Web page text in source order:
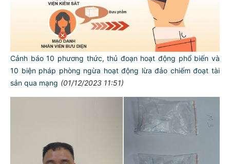
Cảnh báo 10 phương thức, thủ đoạn hoạt động phổ biến và
10 biện pháp phòng ngừa hoạt động lừa đảo chiếm đoạt tài
sản qua mạng (01/12/2023 11:51)